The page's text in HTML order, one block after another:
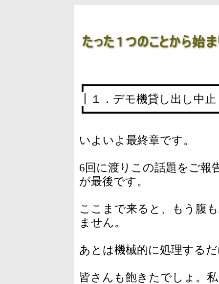
┃１．デモ機貸し出し中
いよいよ最終章です。
6回に渡りこの話題をご報
が最後です。
ここまで来ると、もう腹
ません。
あとは機械的に処理する
皆さんも飽きたでしょ。